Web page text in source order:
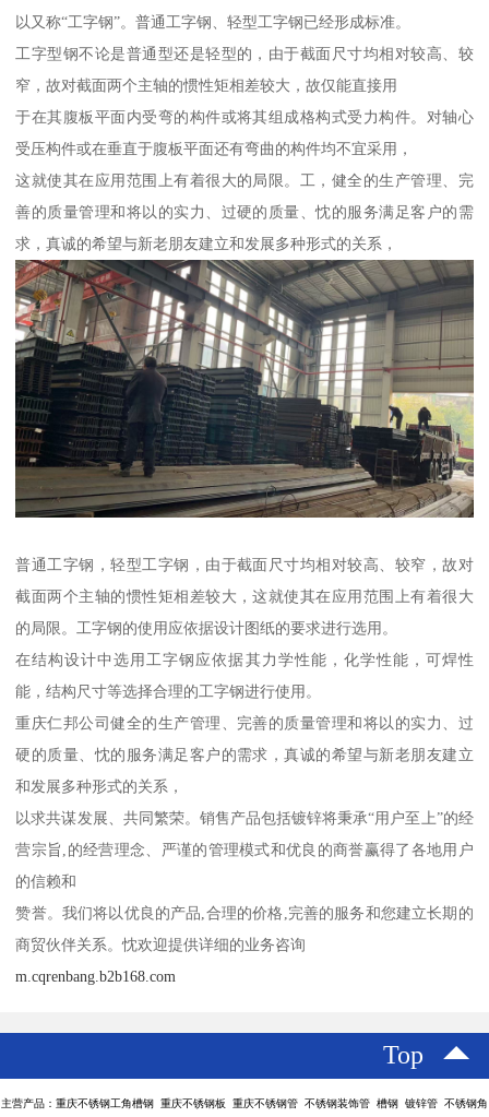
以又称“工字钢”。普通工字钢、轻型工字钢已经形成标准。
工字型钢不论是普通型还是轻型的，由于截面尺寸均相对较高、较
窄，故对截面两个主轴的惯性矩相差较大，故仅能直接用
于在其腹板平面内受弯的构件或将其组成格构式受力构件。对轴心
受压构件或在垂直于腹板平面还有弯曲的构件均不宜采用，
这就使其在应用范围上有着很大的局限。工，健全的生产管理、完
善的质量管理和将以的实力、过硬的质量、忱的服务满足客户的需
求，真诚的希望与新老朋友建立和发展多种形式的关系，
普通工字钢，轻型工字钢，由于截面尺寸均相对较高、较窄，故对
截面两个主轴的惯性矩相差较大，这就使其在应用范围上有着很大
的局限。工字钢的使用应依据设计图纸的要求进行选用。
在结构设计中选用工字钢应依据其力学性能，化学性能，可焊性
能，结构尺寸等选择合理的工字钢进行使用。
重庆仁邦公司健全的生产管理、完善的质量管理和将以的实力、过
硬的质量、忱的服务满足客户的需求，真诚的希望与新老朋友建立
和发展多种形式的关系，
以求共谋发展、共同繁荣。销售产品包括镀锌将秉承“用户至上”的经
营宗旨,的经营理念、严谨的管理模式和优良的商誉赢得了各地用户
的信赖和
赞誉。我们将以优良的产品,合理的价格,完善的服务和您建立长期的
商贸伙伴关系。忱欢迎提供详细的业务咨询
m.cqrenbang.b2b168.com
Top
主营产品：重庆不锈钢工角槽钢 重庆不锈钢板 重庆不锈钢管 不锈钢装饰管 槽钢 镀锌管 不锈钢角